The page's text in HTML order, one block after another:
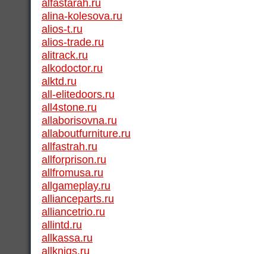
alfastarah.ru
alina-kolesova.ru
alios-t.ru
alios-trade.ru
alitrack.ru
alkodoctor.ru
alktd.ru
all-elitedoors.ru
all4stone.ru
allaborisovna.ru
allaboutfurniture.ru
allfastrah.ru
allforprison.ru
allfromusa.ru
allgameplay.ru
allianceparts.ru
alliancetrio.ru
allintd.ru
allkassa.ru
allknigs.ru